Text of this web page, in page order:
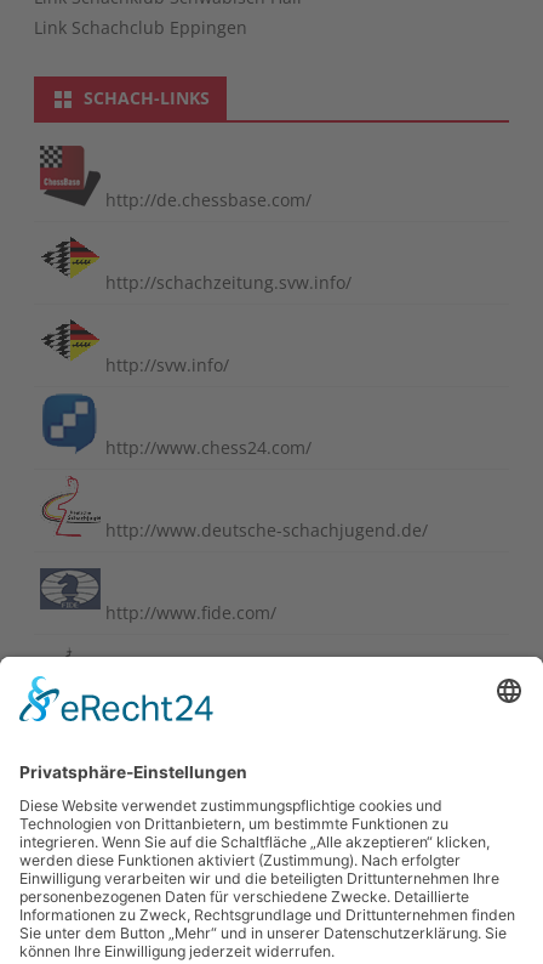
Link Schachclub Eppingen
SCHACH-LINKS
http://de.chessbase.com/
http://schachzeitung.svw.info/
http://svw.info/
http://www.chess24.com/
http://www.deutsche-schachjugend.de/
http://www.fide.com/
http://www.schachbund.de/
http://www.schachbundesliga.de/
https://perlenvombodensee.de/
https://www.chess-international.com/